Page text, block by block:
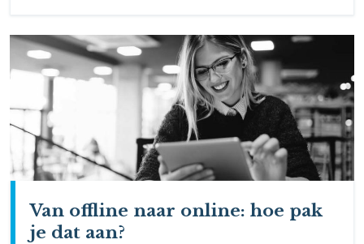
Van offline naar online: hoe pak
je dat aan?